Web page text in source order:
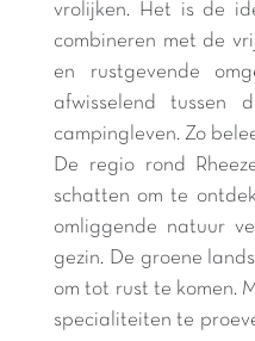
vrolijken. Het is de
combineren met de
en rustgevende
afwisselend
campingleven. Zo
De regio rond
schatten om te
omliggende natuur
gezin. De groene
om tot rust te komen.
specialiteiten te